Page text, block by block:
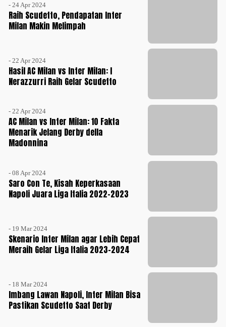
- 24 Apr 2024
Raih Scudetto, Pendapatan Inter
Milan Makin Melimpah
- 22 Apr 2024
Hasil AC Milan vs Inter Milan: I
Nerazzurri Raih Gelar Scudetto
- 22 Apr 2024
AC Milan vs Inter Milan: 10 Fakta
Menarik Jelang Derby della
Madonnina
- 08 Apr 2024
Saro Con Te, Kisah Keperkasaan
Napoli Juara Liga Italia 2022-2023
- 19 Mar 2024
Skenario Inter Milan agar Lebih Cepat
Meraih Gelar Liga Italia 2023-2024
- 18 Mar 2024
Imbang Lawan Napoli, Inter Milan Bisa
Pastikan Scudetto Saat Derby